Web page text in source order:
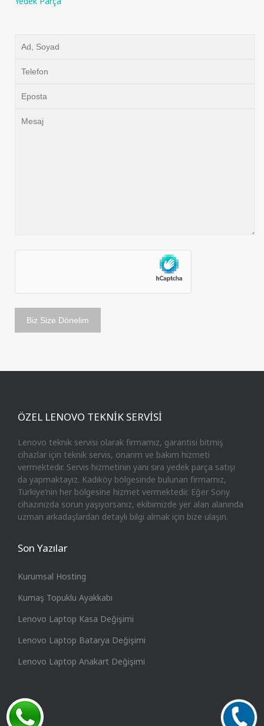
ÖZEL LENOVO TEKNİK SERVİSİ
Lenovo teknik servisi olarak firmamız, garantisi bitmiş
cihazlar için teknik servis, onarım ve bakım hizmeti
vermektedir. Servis hizmetinin yanı sıra yedek parça satışı
da yapmaktayız. Kadıköy bölgesinde bulunan firmamız,
Türkiye’nin her bölgesine hizmet vermektedir. Eğer Sony
cihazınızda sorun yaşıyorsanız, ekibimizde yer alan alanında
uzman arkadaşlardan detaylı bilgi almak için bize ulaşın.
Son Yazılar
Kurumsal Hosting
Kumaş Topuklu Ayakkabı
Lenovo Laptop Kasa Değişimi
Lenovo Laptop Batarya Değişimi
Lenovo Laptop Anakart Değişimi